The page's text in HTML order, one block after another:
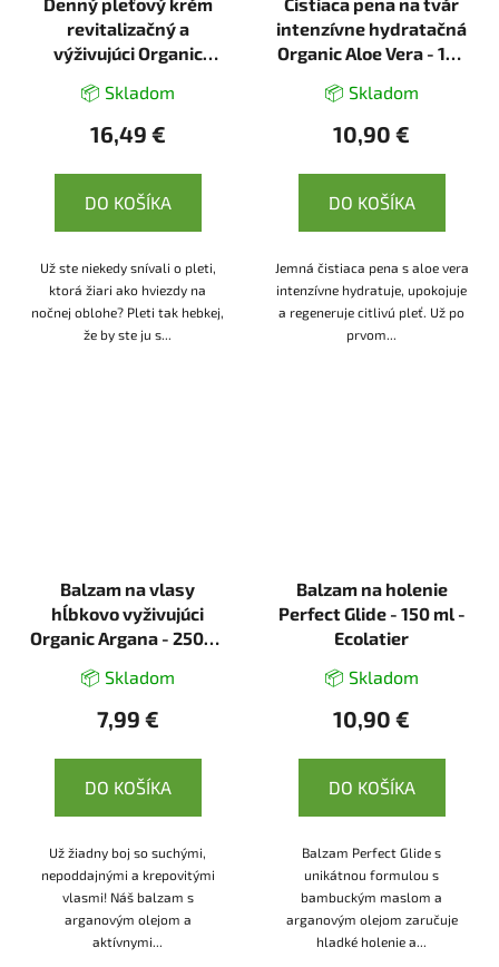
revitalizačný a
výživujúci Organic
Ecolatier
📦 Skladom
16,49 €
DO KOŠÍKA
Už ste niekedy snívali o pleti,
ktorá žiari ako hviezdy na
nočnej oblohe? Pleti tak hebkej,
že by ste ju s...
intenzívne hydratačná
Organic Aloe Vera - 150
📦 Skladom
10,90 €
DO KOŠÍKA
Jemná čistiaca pena s aloe vera
intenzívne hydratuje, upokojuje
a regeneruje citlivú pleť. Už po
prvom...
Balzam na vlasy
hĺbkovo vyživujúci
Organic Argana - 250ml
📦 Skladom
7,99 €
DO KOŠÍKA
Už žiadny boj so suchými,
nepoddajnými a krepovitými
vlasmi! Náš balzam s
arganovým olejom a
aktívnymi...
Balzam na holenie
Perfect Glide - 150 ml -
Ecolatier
📦 Skladom
10,90 €
DO KOŠÍKA
Balzam Perfect Glide s
unikátnou formulou s
bambuckým maslom a
arganovým olejom zaručuje
hladké holenie a...